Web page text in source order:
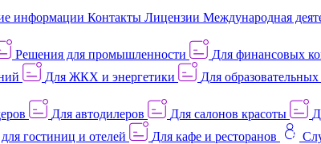
информации Контакты Лицензии Международная
Решения для промышленности Для финансовых
Для ЖКХ и энергетики Для
Для автодилеров Для салонов красоты
гостиниц и отелей Для кафе и ресторанов